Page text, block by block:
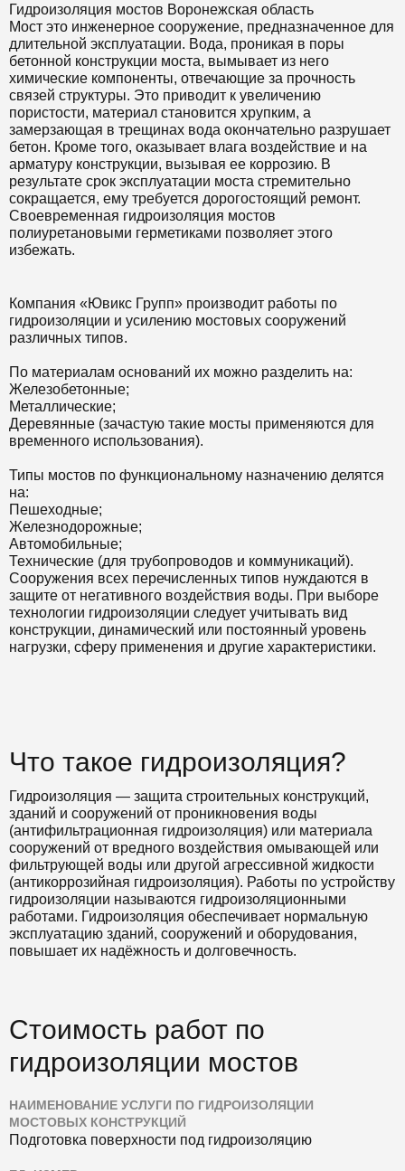
Гидроизоляция мостов Воронежская область
Мост это инженерное сооружение, предназначенное для
длительной эксплуатации. Вода, проникая в поры
бетонной конструкции моста, вымывает из него
химические компоненты, отвечающие за прочность
связей структуры. Это приводит к увеличению
пористости, материал становится хрупким, а
замерзающая в трещинах вода окончательно разрушает
бетон. Кроме того, оказывает влага воздействие и на
арматуру конструкции, вызывая ее коррозию. В
результате срок эксплуатации моста стремительно
сокращается, ему требуется дорогостоящий ремонт.
Своевременная гидроизоляция мостов
полиуретановыми герметиками позволяет этого
избежать.
Компания «Ювикс Групп» производит работы по
гидроизоляции и усилению мостовых сооружений
различных типов.
По материалам оснований их можно разделить на:
Железобетонные;
Металлические;
Деревянные (зачастую такие мосты применяются для
временного использования).
Типы мостов по функциональному назначению делятся
на:
Пешеходные;
Железнодорожные;
Автомобильные;
Технические (для трубопроводов и коммуникаций).
Сооружения всех перечисленных типов нуждаются в
защите от негативного воздействия воды. При выборе
технологии гидроизоляции следует учитывать вид
конструкции, динамический или постоянный уровень
нагрузки, сферу применения и другие характеристики.
Что такое гидроизоляция?
Гидроизоляция — защита строительных конструкций,
зданий и сооружений от проникновения воды
(антифильтрационная гидроизоляция) или материала
сооружений от вредного воздействия омывающей или
фильтрующей воды или другой агрессивной жидкости
(антикоррозийная гидроизоляция). Работы по устройству
гидроизоляции называются гидроизоляционными
работами. Гидроизоляция обеспечивает нормальную
эксплуатацию зданий, сооружений и оборудования,
повышает их надёжность и долговечность.
Стоимость работ по
гидроизоляции мостов
НАИМЕНОВАНИЕ УСЛУГИ ПО ГИДРОИЗОЛЯЦИИ
МОСТОВЫХ КОНСТРУКЦИЙ
Подготовка поверхности под гидроизоляцию